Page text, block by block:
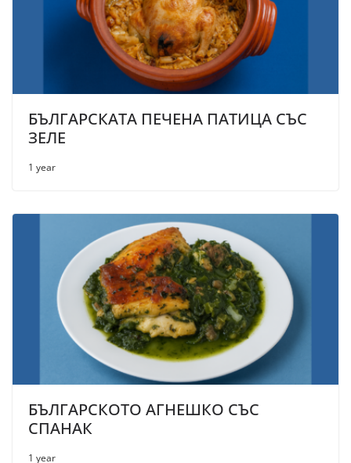
БЪЛГАРСКАТА ПЕЧЕНА ПАТИЦА СЪС
ЗЕЛЕ
1 year
БЪЛГАРСКОТО АГНЕШКО СЪС
СПАНАК
1 year